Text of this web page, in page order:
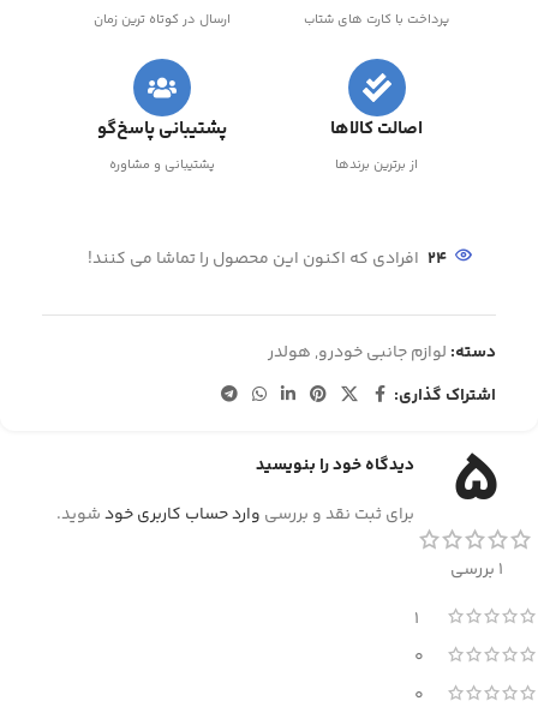
پرداخت با کارت های شتاب ارسال در کوتاه ترین زمان
اصالت کالاها
از برترین برندها
پشتیبانی پاسخ‌گو
پشتیبانی و مشاوره
24 افرادی که اکنون این محصول را تماشا می کنند!
دسته: لوازم جانبی خودرو, هولدر
اشتراک گذاری:
5
1 بررسی
1
0
0
دیدگاه خود را بنویسید
برای ثبت نقد و بررسی وارد حساب کاربری خودشوید.